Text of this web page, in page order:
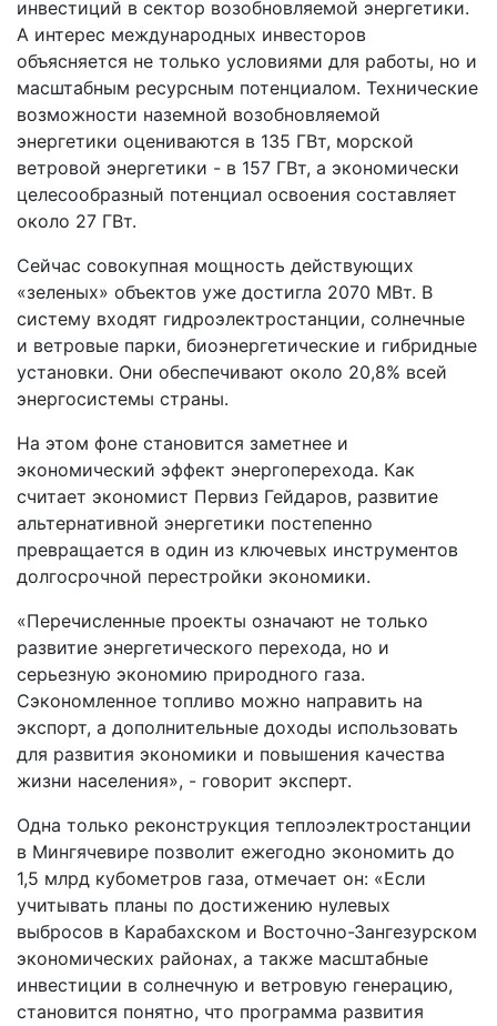
инвестиций в сектор возобновляемой энергетики.
А интерес международных инвесторов
объясняется не только условиями для работы, но и
масштабным ресурсным потенциалом. Технические
возможности наземной возобновляемой
энергетики оцениваются в 135 ГВт, морской
ветровой энергетики - в 157 ГВт, а экономически
целесообразный потенциал освоения составляет
около 27 ГВт.
Сейчас совокупная мощность действующих
«зеленых» объектов уже достигла 2070 МВт. В
систему входят гидроэлектростанции, солнечные
и ветровые парки, биоэнергетические и гибридные
установки. Они обеспечивают около 20,8% всей
энергосистемы страны.
На этом фоне становится заметнее и
экономический эффект энергоперехода. Как
считает экономист Первиз Гейдаров, развитие
альтернативной энергетики постепенно
превращается в один из ключевых инструментов
долгосрочной перестройки экономики.
«Перечисленные проекты означают не только
развитие энергетического перехода, но и
серьезную экономию природного газа.
Сэкономленное топливо можно направить на
экспорт, а дополнительные доходы использовать
для развития экономики и повышения качества
жизни населения», - говорит эксперт.
Одна только реконструкция теплоэлектростанции
в Мингячевире позволит ежегодно экономить до
1,5 млрд кубометров газа, отмечает он: «Если
учитывать планы по достижению нулевых
выбросов в Карабахском и Восточно-Зангезурском
экономических районах, а также масштабные
инвестиции в солнечную и ветровую генерацию,
становится понятно, что программа развития